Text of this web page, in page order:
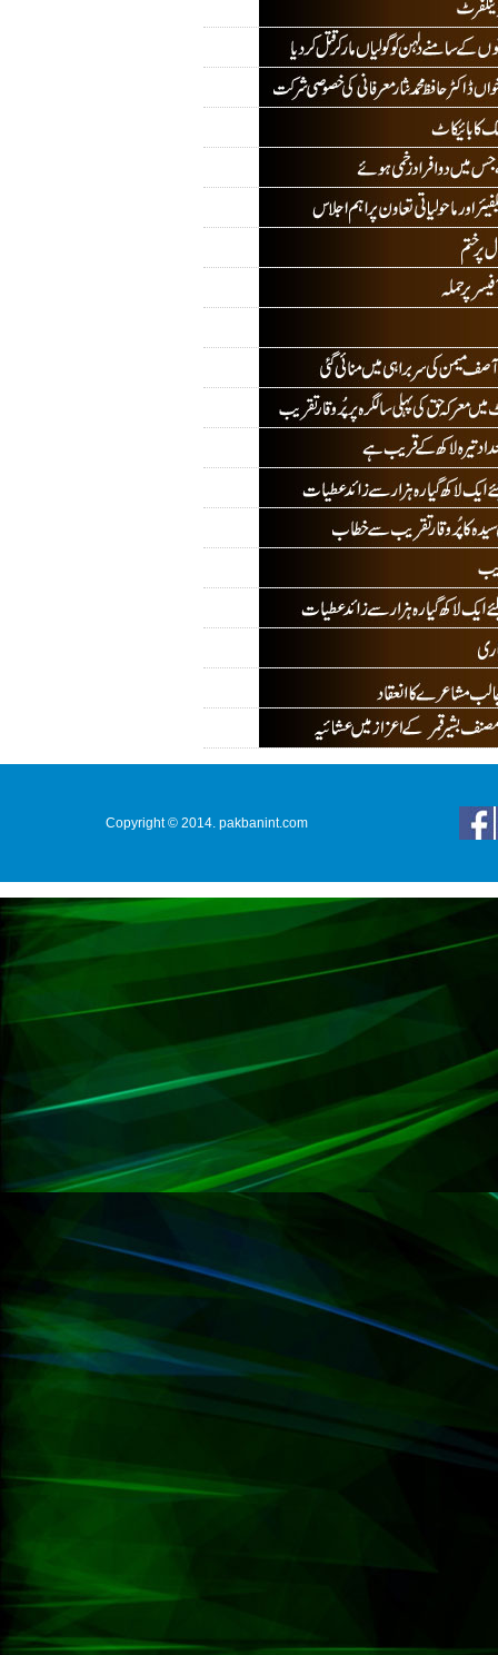
Copyright © 2014. pakbanint.com